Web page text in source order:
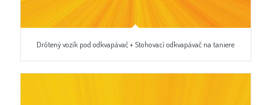
Drôtený vozík pod odkvapávač + Stohovací odkvapávač na taniere